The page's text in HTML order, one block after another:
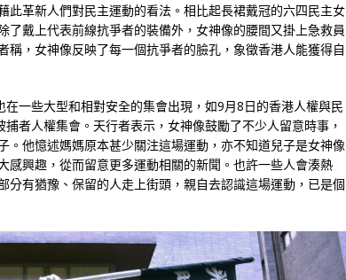
此革新人們對民主運動的看法。相比起長裙戴冠的六四民主女
戴上代表前線抗爭者的裝備外，女神像的腰間又掛上急救員
，女神像反映了每一個抗爭者的臉孔，象徵香港人能獲得自
一些大型和相對安全的集會出現，如9月8日的香港人權與民
者人權集會。天行者表示，女神像鼓勵了不少人留意時事，
。他憶述媽媽原本甚少關注這場運動，亦不知道兒子是女神像
感興趣，從而留意更多運動相關的新聞。也許一些人會湊熱
分有猶豫、保留的人走上街頭，親自去認識這場運動，已是個